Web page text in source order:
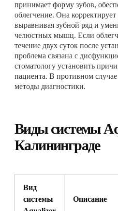
принимает форму зубов,
облегчение. Она
выравнивая зубной ряд и
челюстных мышц. Если
течение двух суток после
проблема связана с
стоматологу установить
пациента. В противном
методы диагностики.
Виды системы
Калининграде
Вид
системы
Описание